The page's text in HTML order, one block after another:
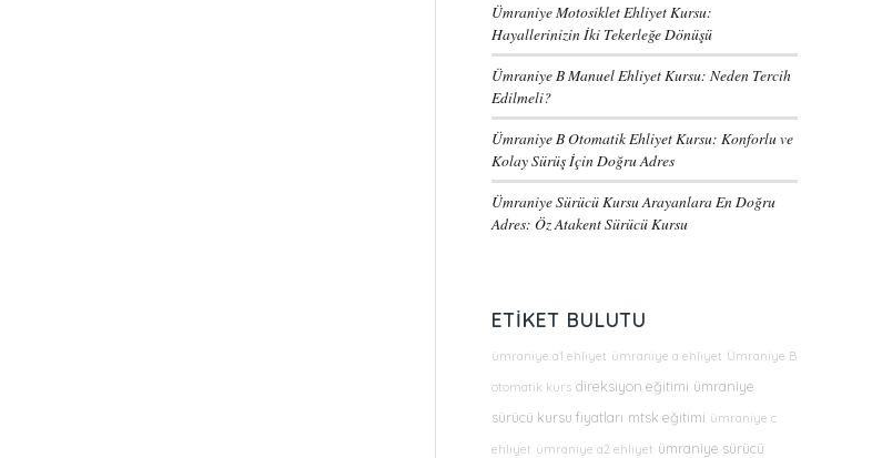
Ümraniye Motosiklet Ehliyet Kursu:
Hayallerinizin İki Tekerleğe Dönüşü
Ümraniye B Manuel Ehliyet Kursu: Neden Tercih
Edilmeli?
Ümraniye B Otomatik Ehliyet Kursu: Konforlu ve
Kolay Sürüş İçin Doğru Adres
Ümraniye Sürücü Kursu Arayanlara En Doğru
Adres: Öz Atakent Sürücü Kursu
ETIKET BULUTU
ümraniye a1 ehliyet ümraniye a ehliyet Ümraniye B
otomatik kurs direksiyon eğitimi ümraniye
sürücü kursu fiyatları mtsk eğitimi ümraniye c
ehliyet ümraniye a2 ehliyet ümraniye sürücü